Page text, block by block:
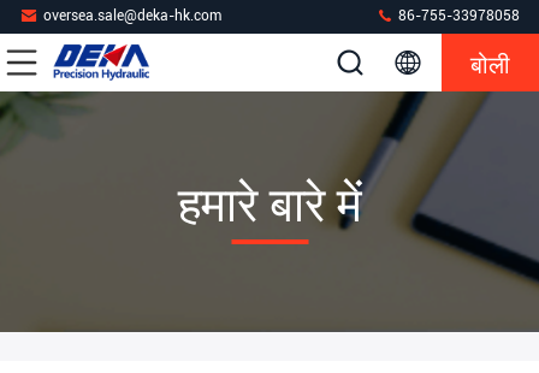
oversea.sale@deka-hk.com 86-755-33978058
बोली
हमारे बारे में